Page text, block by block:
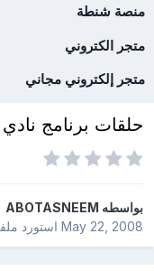
منصة شنطة
متجر الكتروني
متجر إلكتروني مجاني
حلقات برنامج نادي
بواسطهABOTASNEEM
May 22, 2008استورد